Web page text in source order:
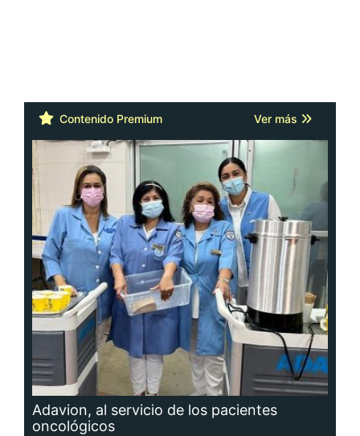
Contenido Premium Ver más
Adavion, al servicio de los pacientes
oncológicos